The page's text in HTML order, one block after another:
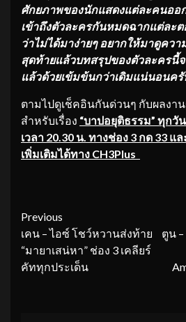
ศักยภาพของนักแสดงแต่ละคนออ
เข้าถึงตัวละครกันหมดฉากแต่ละ
ว่าไม่ได้มาง่ายๆ อยากให้มาดูคว
สุดท้ายแล้วบทสรุปของตัวละครนี้จ
แล้วด้วยเข้มข้นกว่าเดิมแน่นอนครั
ตามไปดูเช็คอินกันด่วนๆ กับผลงาน
สำหรับเรื่อง “บาปอยุติธรรม” ทุกวั
เวลา 20.30 น. ทางช่อง 3 กด 33
เพิ่มเติมได้ทาง CH3Plus
Continue
Reading
Previous
เคน – ไอซ์ โชว์หวานส่งท้าย
“มายาเสน่หา” ช่อง 3 เคลียร์
คัททุกประเด็น
ตูน